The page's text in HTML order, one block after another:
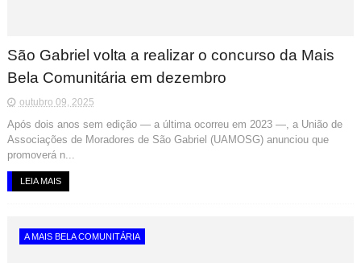
São Gabriel volta a realizar o concurso da Mais
Bela Comunitária em dezembro
outubro 09, 2025
Após dois anos sem edição — a última ocorreu em 2023 —, a União de
Associações de Moradores de São Gabriel (UAMOSG) anunciou que
promoverá n...
LEIA MAIS
A MAIS BELA COMUNITÁRIA